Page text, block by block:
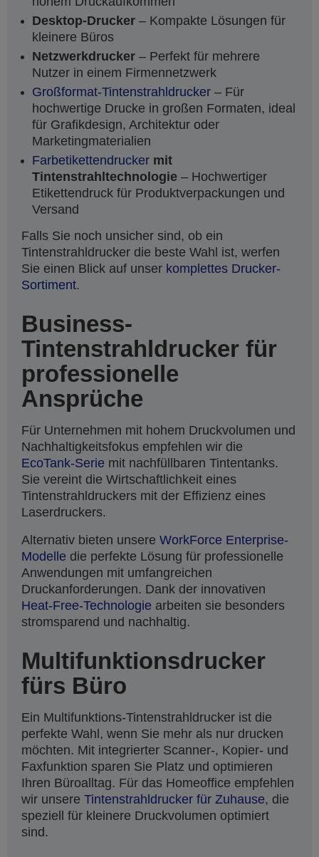
Desktop-Drucker – Kompakte Lösungen für
kleinere Büros
Netzwerkdrucker – Perfekt für mehrere
Nutzer in einem Firmennetzwerk
Großformat-Tintenstrahldrucker – Für
hochwertige Drucke in großen Formaten, ideal
für Grafikdesign, Architektur oder
Marketingmaterialien
Farbetikettendrucker mit
Tintenstrahltechnologie – Hochwertiger
Etikettendruck für Produktverpackungen und
Versand
Falls Sie noch unsicher sind, ob ein
Tintenstrahldrucker die beste Wahl ist, werfen
Sie einen Blick auf unser komplettes Drucker-
Sortiment.
Business-
Tintenstrahldrucker für
professionelle
Ansprüche
Für Unternehmen mit hohem Druckvolumen und
Nachhaltigkeitsfokus empfehlen wir die
EcoTank-Serie mit nachfüllbaren Tintentanks.
Sie vereint die Wirtschaftlichkeit eines
Tintenstrahldruckers mit der Effizienz eines
Laserdruckers.
Alternativ bieten unsere WorkForce Enterprise-
Modelle die perfekte Lösung für professionelle
Anwendungen mit umfangreichen
Druckanforderungen. Dank der innovativen
Heat-Free-Technologie arbeiten sie besonders
stromsparend und nachhaltig.
Multifunktionsdrucker
fürs Büro
Ein Multifunktions-Tintenstrahldrucker ist die
perfekte Wahl, wenn Sie mehr als nur drucken
möchten. Mit integrierter Scanner-, Kopier- und
Faxfunktion sparen Sie Platz und optimieren
Ihren Büroalltag. Für das Homeoffice empfehlen
wir unsere Tintenstrahldrucker für Zuhause, die
speziell für kleinere Druckvolumen optimiert
sind.